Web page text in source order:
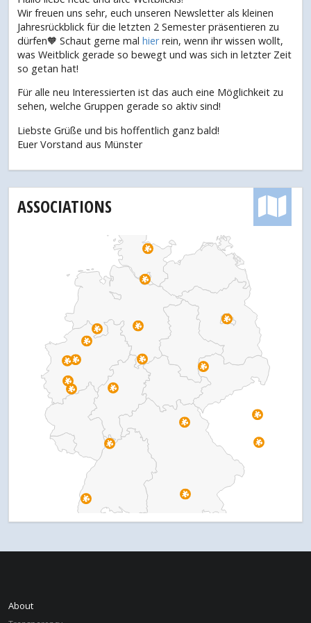
Wir freuen uns sehr, euch unseren Newsletter als kleinen
Jahresrückblick für die letzten 2 Semester präsentieren zu
dürfen🧡 Schaut gerne mal hierrein, wenn ihr wissen wollt,
was Weitblick gerade so bewegt und was sich in letzter Zeit
so getan hat!
Für alle neu Interessierten ist das auch eine Möglichkeit zu
sehen, welche Gruppen gerade so aktiv sind!
Liebste Grüße und bis hoffentlich ganz bald!
Euer Vorstand aus Münster
ASSOCIATIONS
About